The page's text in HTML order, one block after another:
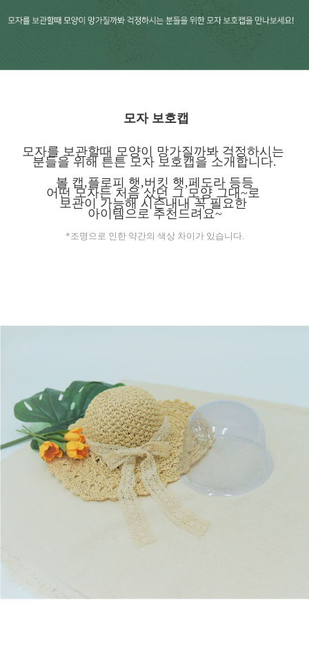
모자 보호캡
모자를 보관할때 모양이 망가질까봐 걱정하시는
분들을 위해 튼튼 모자 보호캡을 소개합니다.
볼 캡,플로피 햇,버킷 햇,페도라 등등
어떤 모자든 처음 샀던 그 모양 그대~로
보관이 가능해 시즌내내 꼭 필요한
아이템으로 추천드려요~
*조명으로 인한 약간의 색상 차이가 있습니다.